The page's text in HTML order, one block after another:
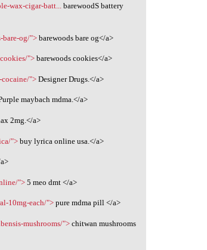
wax-cigar-batt... barewoodS battery
bare-og/"> barewoods bare og</a>
"> barewoods cookies</a>
">Designer Drugs.</a>
maybach mdma.</a>
2mg.</a>
"> buy lyrica online usa.</a>
"> 5 meo dmt </a>
10mg-each/"> pure mdma pill </a>
mushrooms/">chitwan mushrooms